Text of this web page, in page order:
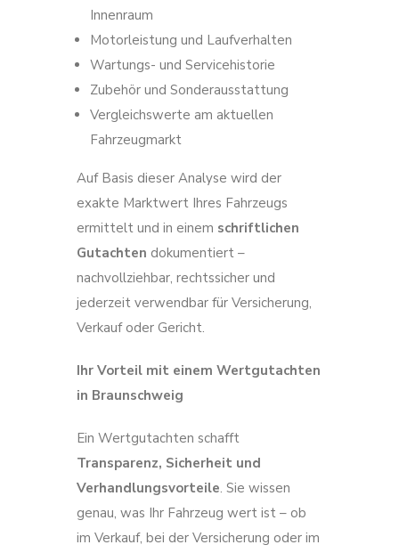
Innenraum
Motorleistung und Laufverhalten
Wartungs- und Servicehistorie
Zubehör und Sonderausstattung
Vergleichswerte am aktuellen
Fahrzeugmarkt
Auf Basis dieser Analyse wird der
exakte Marktwert Ihres Fahrzeugs
ermittelt und in einem schriftlichen
Gutachten dokumentiert –
nachvollziehbar, rechtssicher und
jederzeit verwendbar für Versicherung,
Verkauf oder Gericht.
Ihr Vorteil mit einem Wertgutachten
in Braunschweig
Ein Wertgutachten schafft
Transparenz, Sicherheit und
Verhandlungsvorteile. Sie wissen
genau, was Ihr Fahrzeug wert ist – ob
im Verkauf, bei der Versicherung oder im